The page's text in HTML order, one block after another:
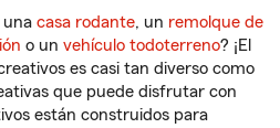
una casa rodante, un remolque de
o un vehículo todoterreno? ¡El
es casi tan diverso como
que puede disfrutar con
están construidos para